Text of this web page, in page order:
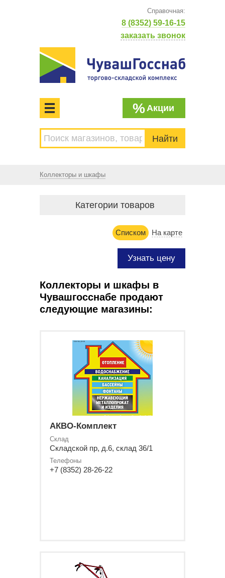
Справочная:
8 (8352) 59-16-15
заказать звонок
МЕНЮ
%Акции
Коллекторы и шкафы
Категории товаров
На карте
Списком
Узнать цену
Коллекторы и шкафы в
Чувашгосснабе продают
следующие магазины:
АКВО-Комплект
Склад
Складской пр, д.6, склад 36/1
Телефоны
+7 (8352) 28-26-22